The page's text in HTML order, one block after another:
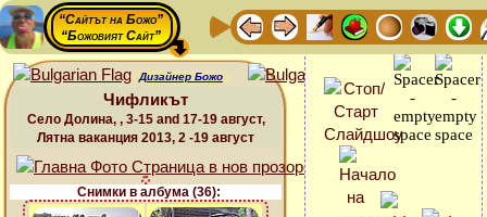
“Сайтът на Божо”
“Божовият Сайт”
Дизайнер Божо
Чифликът
Село Долина, , 3-15 and 17-19 август,
Лятна ваканция 2013, 2 -19 август
Снимки в албума (36):